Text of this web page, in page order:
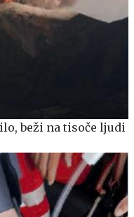
beži na tisoče ljudi